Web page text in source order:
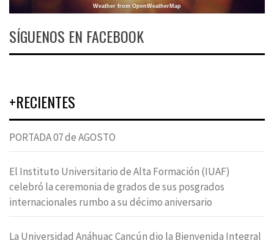
Weather from OpenWeatherMap
SÍGUENOS EN FACEBOOK
+RECIENTES
PORTADA 07 de AGOSTO
El Instituto Universitario de Alta Formación (IUAF)
celebró la ceremonia de grados de sus posgrados
internacionales rumbo a su décimo aniversario
La Universidad Anáhuac Cancún dio la Bienvenida Integral